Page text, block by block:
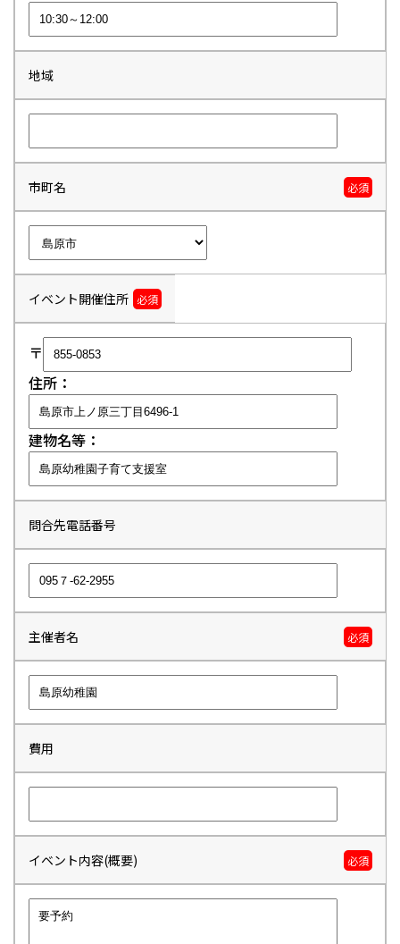
地域
市町名 必須
イベント開催住所 必須
〒
住所：
建物名等：
問合先電話番号
主催者名 必須
費用
イベント内容(概要) 必須